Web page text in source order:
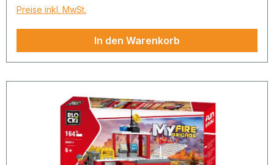
Preise inkl. MwSt.
In den Warenkorb